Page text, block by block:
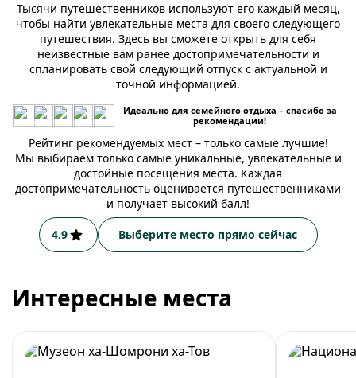
Тысячи путешественников используют его каждый месяц,
чтобы найти увлекательные места для своего следующего
путешествия. Здесь вы сможете открыть для себя
неизвестные вам ранее достопримечательности и
спланировать свой следующий отпуск с актуальной и
точной информацией.
Идеально для семейного отдыха – спасибо за
рекомендации!
Рейтинг рекомендуемых мест – только самые лучшие!
Мы выбираем только самые уникальные, увлекательные и
достойные посещения места. Каждая
достопримечательность оценивается путешественниками
и получает высокий балл!
4.9 Выберите место прямо сейчас
Интересные места